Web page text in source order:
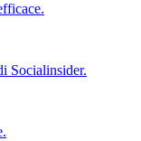
Socialinsider.